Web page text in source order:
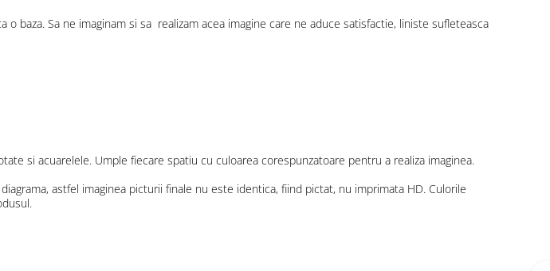
baza. Sa ne imaginam si sa realizam acea imagine care ne aduce satisfactie, liniste sufleteasca
si acuarelele. Umple fiecare spatiu cu culoarea corespunzatoare pentru a realiza imaginea.
astfel imaginea picturii finale nu este identica, fiind pictat, nu imprimata HD. Culorile